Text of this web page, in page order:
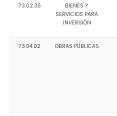
73.02.35
BIENES Y
SERVICIOS PARA
INVERSIÓN
73.04.02 OBRAS PÚBLICAS